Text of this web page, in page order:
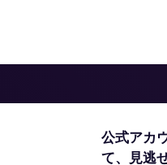
公式アカ
て、
見逃